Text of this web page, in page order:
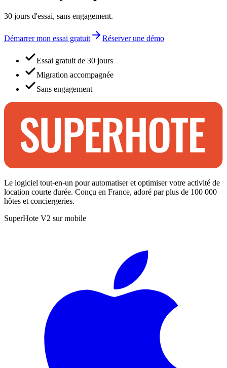
30 jours d'essai, sans engagement.
Démarrer mon essai gratuit Réserver une démo
Essai gratuit de 30 jours
Migration accompagnée
Sans engagement
Le logiciel tout-en-un pour automatiser et optimiser votre activité de
location courte durée. Conçu en France, adoré par plus de 100 000
hôtes et conciergeries.
SuperHote V2 sur mobile